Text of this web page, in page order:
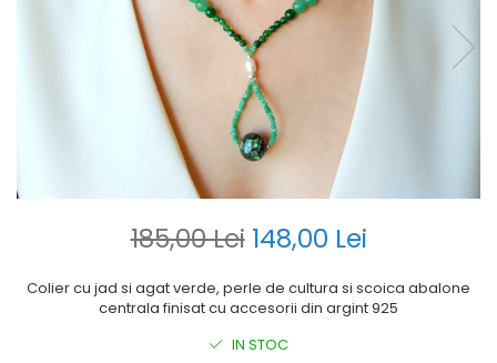
185,00 Lei 148,00 Lei
Colier cu jad si agat verde, perle de cultura si scoica abalone
centrala finisat cu accesorii din argint 925
IN STOC